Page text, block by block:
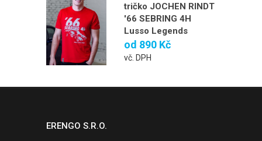
tričko JOCHEN RINDT
'66 SEBRING 4H
Lusso Legends
od 890 Kč
vč. DPH
ERENGO S.R.O.